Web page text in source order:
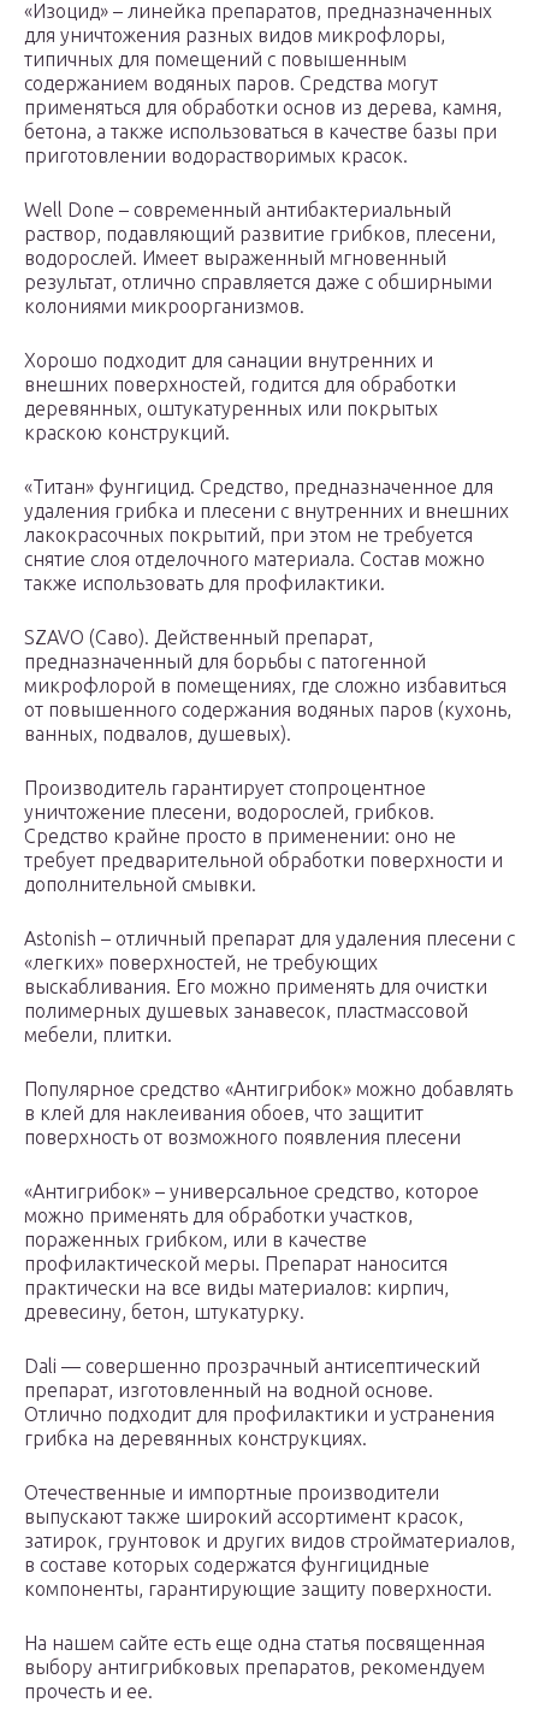
«Изоцид» – линейка препаратов, предназначенных
для уничтожения разных видов микрофлоры,
типичных для помещений с повышенным
содержанием водяных паров. Средства могут
применяться для обработки основ из дерева, камня,
бетона, а также использоваться в качестве базы при
приготовлении водорастворимых красок.
Well Done – современный антибактериальный
раствор, подавляющий развитие грибков, плесени,
водорослей. Имеет выраженный мгновенный
результат, отлично справляется даже с обширными
колониями микроорганизмов.
Хорошо подходит для санации внутренних и
внешних поверхностей, годится для обработки
деревянных, оштукатуренных или покрытых
краскою конструкций.
«Титан» фунгицид. Средство, предназначенное для
удаления грибка и плесени с внутренних и внешних
лакокрасочных покрытий, при этом не требуется
снятие слоя отделочного материала. Состав можно
также использовать для профилактики.
SZAVO (Саво). Действенный препарат,
предназначенный для борьбы с патогенной
микрофлорой в помещениях, где сложно избавиться
от повышенного содержания водяных паров (кухонь,
ванных, подвалов, душевых).
Производитель гарантирует стопроцентное
уничтожение плесени, водорослей, грибков.
Средство крайне просто в применении: оно не
требует предварительной обработки поверхности и
дополнительной смывки.
Astonish – отличный препарат для удаления плесени с
«легких» поверхностей, не требующих
выскабливания. Его можно применять для очистки
полимерных душевых занавесок, пластмассовой
мебели, плитки.
Популярное средство «Антигрибок» можно добавлять
в клей для наклеивания обоев, что защитит
поверхность от возможного появления плесени
«Антигрибок» – универсальное средство, которое
можно применять для обработки участков,
пораженных грибком, или в качестве
профилактической меры. Препарат наносится
практически на все виды материалов: кирпич,
древесину, бетон, штукатурку.
Dali — совершенно прозрачный антисептический
препарат, изготовленный на водной основе.
Отлично подходит для профилактики и устранения
грибка на деревянных конструкциях.
Отечественные и импортные производители
выпускают также широкий ассортимент красок,
затирок, грунтовок и других видов стройматериалов,
в составе которых содержатся фунгицидные
компоненты, гарантирующие защиту поверхности.
На нашем сайте есть еще одна статья посвященная
выбору антигрибковых препаратов, рекомендуем
прочесть и ее.